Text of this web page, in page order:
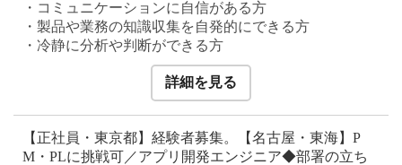
・コミュニケーションに自信がある方
・製品や業務の知識収集を自発的にできる方
詳細を見る
【正社員・東京都】経験者募集。【名古屋・東海】P
M・PLに挑戦可／アプリ開発エンジニア◆部署の立ち